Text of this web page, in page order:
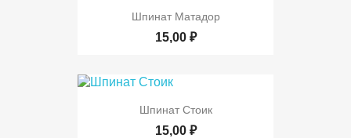
Шпинат Матадор
15,00 ₽
Шпинат Стоик
15,00 ₽